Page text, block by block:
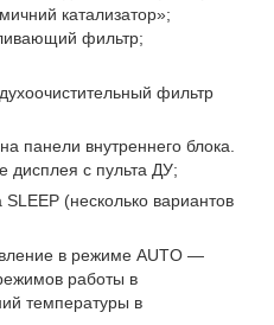
катализатор»;
фильтр;
фильтр
панели внутреннего блока.
дисплея с пульта ДУ;
(несколько вариантов
в режиме AUTO —
работы в
температуры в